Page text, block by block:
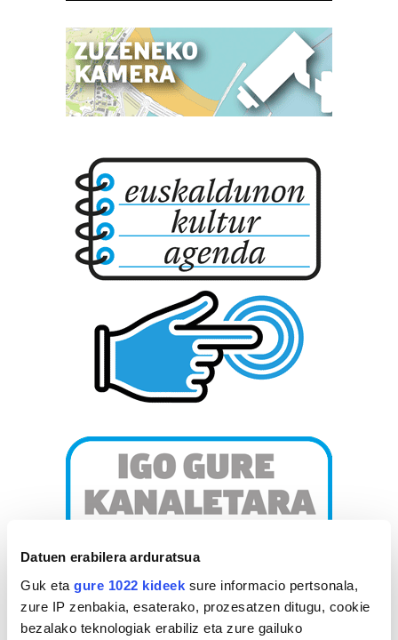
Datuen erabilera arduratsua
Guk eta gure 1022 kideek sure informacio pertsonala,
zure IP zenbakia, esaterako, prozesatzen ditugu, cookie
bezalako teknologiak erabiliz eta zure gailuko